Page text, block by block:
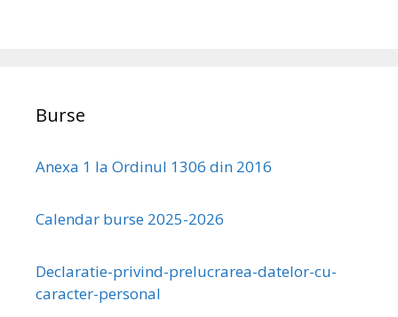
Burse
Anexa 1 la Ordinul 1306 din 2016
Calendar burse 2025-2026
Declaratie-privind-prelucrarea-datelor-cu-
caracter-personal